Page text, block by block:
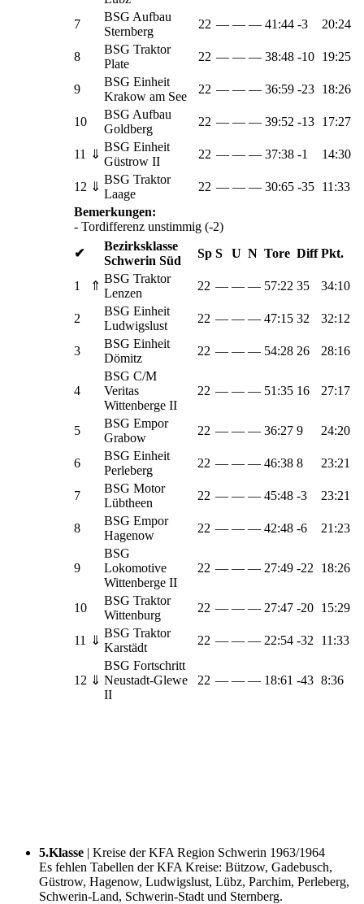
7
BSG Aufbau
Sternberg
22 — — — 41:44 -3 20:24
8
BSG Traktor
Plate
22 — — — 38:48 -10 19:25
9
BSG Einheit
Krakow am See
22 — — — 36:59 -23 18:26
10
BSG Aufbau
Goldberg
22 — — — 39:52 -13 17:27
11 ⇓
BSG Einheit
Güstrow II
22 — — — 37:38 -1 14:30
12 ⇓
BSG Traktor
Laage
22 — — — 30:65 -35 11:33
Bemerkungen:
- Tordifferenz unstimmig (-2)
✔
Bezirksklasse
Schwerin Süd
Sp S U N Tore Diff Pkt.
1 ⇑
BSG Traktor
Lenzen
22 — — — 57:22 35 34:10
2
BSG Einheit
Ludwigslust
22 — — — 47:15 32 32:12
3
BSG Einheit
Dömitz
22 — — — 54:28 26 28:16
4
BSG C/M
Veritas
Wittenberge II
22 — — — 51:35 16 27:17
5
BSG Empor
Grabow
22 — — — 36:27 9 24:20
6
BSG Einheit
Perleberg
22 — — — 46:38 8 23:21
7
BSG Motor
Lübtheen
22 — — — 45:48 -3 23:21
8
BSG Empor
Hagenow
22 — — — 42:48 -6 21:23
9
BSG
Lokomotive
Wittenberge II
22 — — — 27:49 -22 18:26
10
BSG Traktor
Wittenburg
22 — — — 27:47 -20 15:29
11 ⇓
BSG Traktor
Karstädt
22 — — — 22:54 -32 11:33
12 ⇓
BSG Fortschritt
Neustadt-Glewe
II
22 — — — 18:61 -43 8:36
5.Klasse | Kreise der KFA Region Schwerin 1963/1964
Es fehlen Tabellen der KFA Kreise: Bützow, Gadebusch,
Güstrow, Hagenow, Ludwigslust, Lübz, Parchim, Perleberg,
Schwerin-Land, Schwerin-Stadt und Sternberg.